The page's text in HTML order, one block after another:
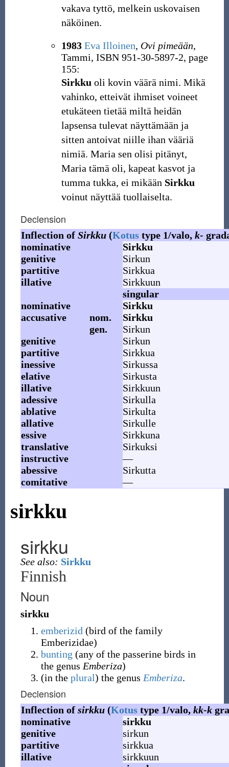
vakava tyttö, melkein uskovaisen
näköinen.
1983 Eva Illoinen, Ovi pimeään,
Tammi, ISBN 951-30-5897-2, page
155:
Sirkku oli kovin väärä nimi. Mikä
vahinko, etteivät ihmiset voineet
etukäteen tietää miltä heidän
lapsensa tulevat näyttämään ja
sitten antoivat niille ihan vääriä
nimiä. Maria sen olisi pitänyt,
Maria tämä oli, kapeat kasvot ja
tumma tukka, ei mikään Sirkku
voinut näyttää tuollaiselta.
Declension
Inflection of Sirkku(Kotustype 1/valo, k-
nominative
Sirkku
genitive
Sirkun
partitive
Sirkkua
illative
Sirkkuun
singular
nominative
Sirkku
accusative
nom.
Sirkku
gen.
Sirkun
genitive
Sirkun
partitive
Sirkkua
inessive
Sirkussa
elative
Sirkusta
illative
Sirkkuun
adessive
Sirkulla
ablative
Sirkulta
allative
Sirkulle
essive
Sirkkuna
translative
Sirkuksi
instructive
—
abessive
Sirkutta
comitative
—
sirkku
sirkku
See also: Sirkku
Finnish
Noun
sirkku
emberizid (bird of the family
Emberizidae)
bunting (any of the passerine birds in
the genus Emberiza)
(in the plural) the genus Emberiza.
Declension
Inflection of sirkku(Kotustype 1/valo, kk-k
nominative
sirkku
genitive
sirkun
partitive
sirkkua
illative
sirkkuun